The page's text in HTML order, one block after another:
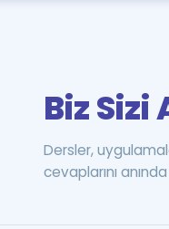
Biz Sizi
Dersler,
cevaplarını anında